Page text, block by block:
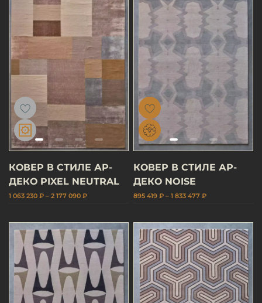
КОВЕР В СТИЛЕ АР-
ДЕКО PIXEL NEUTRAL
1 063 230 ₽ – 2 177 090 ₽
КОВЕР В СТИЛЕ АР-
ДЕКО NOISE
895 419 ₽ – 1 833 477 ₽